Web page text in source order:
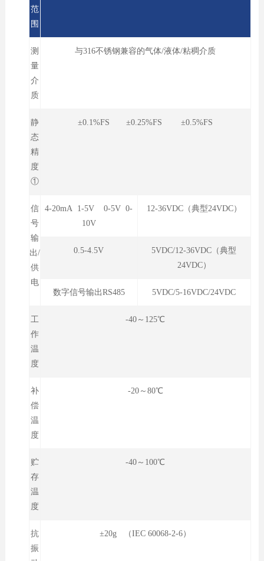
范
围
测
量
介
质
与316不锈钢兼容的气体/液体/粘稠介质
静
态
精
度
①
±0.1%FS ±0.25%FS ±0.5%FS
信
号
输
出/
供
电
4-20mA 1-5V 0-5V 0-
10V
12-36VDC（典型24VDC）
0.5-4.5V
5VDC/12-36VDC（典型
24VDC）
数字信号输出RS485 5VDC/5-16VDC/24VDC
工
作
温
度
-40～125℃
补
偿
温
度
-20～80℃
贮
存
温
度
-40～100℃
抗
振
±20g （IEC 60068-2-6）